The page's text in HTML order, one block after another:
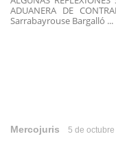
ADUANERA DE
Sarrabayrouse Bargalló ...
Mercojuris 5 de